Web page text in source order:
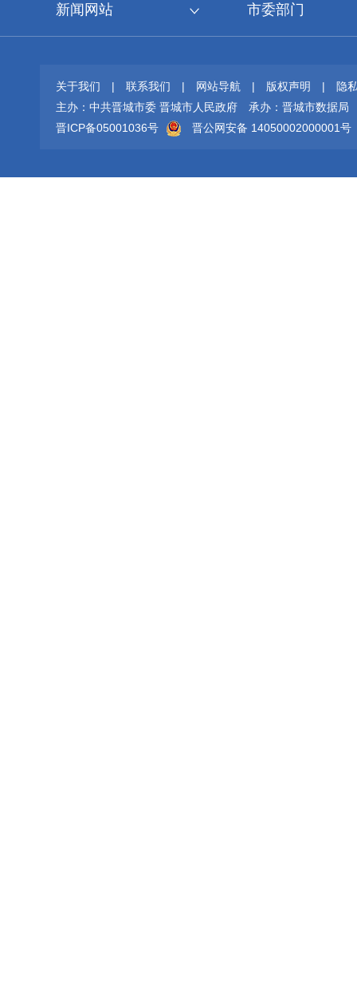
新闻网站 市委部门
关于我们 | 联系我们 | 网站导航 | 版权声明 |
隐
主办：中共晋城市委 晋城市人民政府
承办：晋城市数据局
晋ICP备05001036号
晋公网安备 14050002000001号